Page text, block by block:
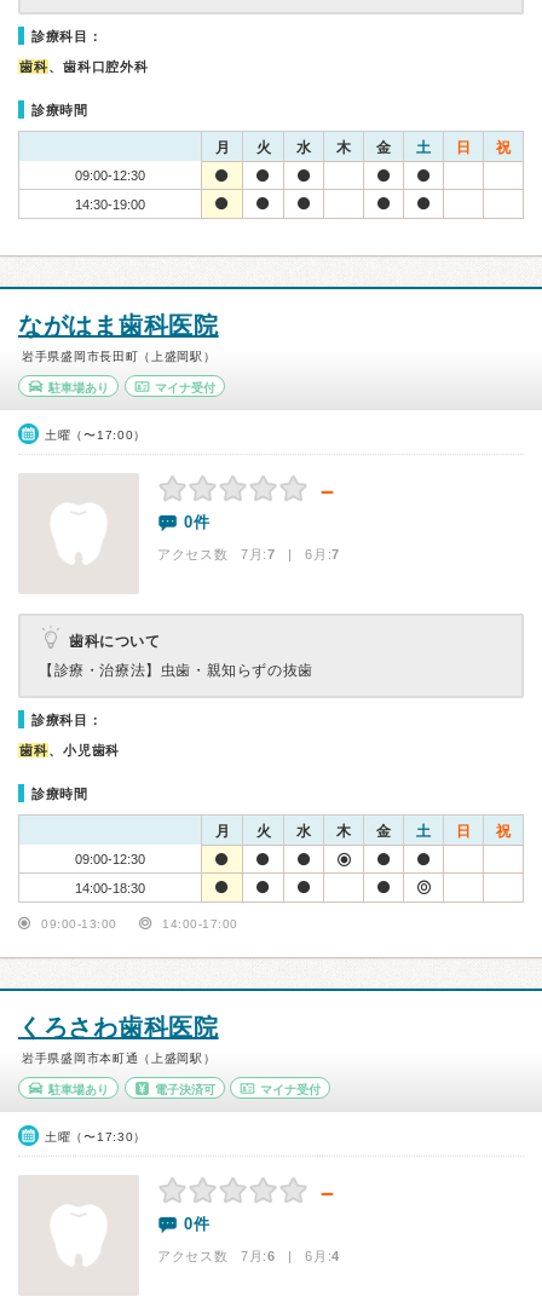
診療科目：
歯科、歯科口腔外科
診療時間
月 火 水 木 金 土 日 祝
09:00-12:30
14:30-19:00
ながはま歯科医院
岩手県盛岡市長田町（上盛岡駅）
駐車場あり マイナ受付
土曜（〜17:00）
－
0件
アクセス数 7月:7 | 6月:7
歯科について
【診療・治療法】 虫歯・親知らずの抜歯
診療科目：
歯科、小児歯科
診療時間
月 火 水 木 金 土 日 祝
09:00-12:30
14:00-18:30
09:00-13:00 14:00-17:00
くろさわ歯科医院
岩手県盛岡市本町通（上盛岡駅）
駐車場あり 電子決済可 マイナ受付
土曜（〜17:30）
－
0件
アクセス数 7月:6 | 6月:4